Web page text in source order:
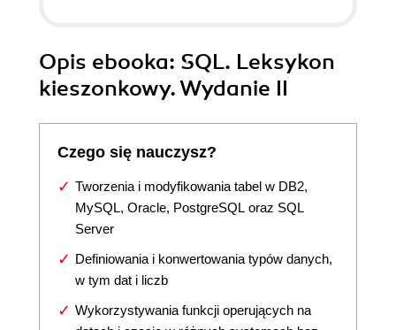
Opis ebooka: SQL. Leksykon
kieszonkowy. Wydanie II
Czego się nauczysz?
Tworzenia i modyfikowania tabel w DB2,
MySQL, Oracle, PostgreSQL oraz SQL
Server
Definiowania i konwertowania typów danych,
w tym dat i liczb
Wykorzystywania funkcji operujących na